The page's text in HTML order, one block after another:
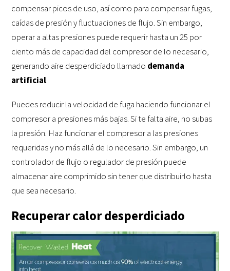
compensar picos de uso, así como para compensar fugas,
caídas de presión y fluctuaciones de flujo. Sin embargo,
operar a altas presiones puede requerir hasta un 25 por
ciento más de capacidad del compresor de lo necesario,
generando aire desperdiciado llamado demanda
artificial.
Puedes reducir la velocidad de fuga haciendo funcionar el
compresor a presiones más bajas. Si te falta aire, no subas
la presión. Haz funcionar el compresor a las presiones
requeridas y no más allá de lo necesario. Sin embargo, un
controlador de flujo o regulador de presión puede
almacenar aire comprimido sin tener que distribuirlo hasta
que sea necesario.
Recuperar calor desperdiciado